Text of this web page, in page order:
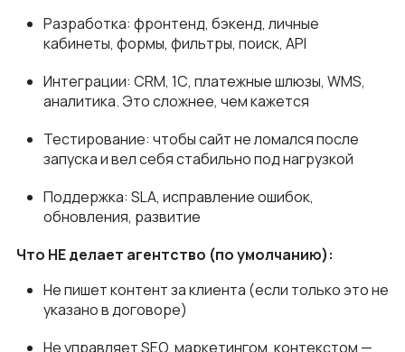
Разработка: фронтенд, бэкенд, личные
кабинеты, формы, фильтры, поиск, API
Интеграции: CRM, 1С, платежные шлюзы, WMS,
аналитика. Это сложнее, чем кажется
Тестирование: чтобы сайт не ломался после
запуска и вел себя стабильно под нагрузкой
Поддержка: SLA, исправление ошибок,
обновления, развитие
Что НЕ делает агентство (по умолчанию):
Не пишет контент за клиента (если только это не
указано в договоре)
Не управляет SEO, маркетингом, контекстом —